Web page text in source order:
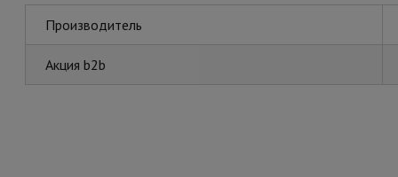
Производитель
Акция b2b